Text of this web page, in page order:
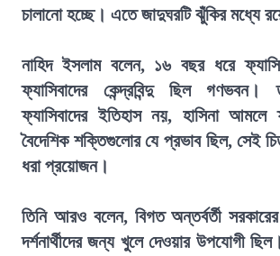
চালানো হচ্ছে। এতে জাদুঘরটি ঝুঁকির মধ্যে
নাহিদ ইসলাম বলেন, ১৬ বছর ধরে
ফ্যাসিবাদের কেন্দ্রবিন্দু ছিল
ফ্যাসিবাদের ইতিহাস নয়, হাসিনা আমলে
বৈদেশিক শক্তিগুলোর যে প্রভাব ছিল, সেই
ধরা প্রয়োজন।
তিনি আরও বলেন, বিগত অন্তর্বর্তী
দর্শনার্থীদের জন্য খুলে দেওয়ার উপযোগী